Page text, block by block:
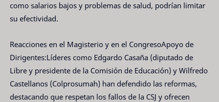
como salarios bajos y problemas de salud, podrían limitar
su efectividad.
Reacciones en el Magisterio y en el CongresoApoyo de
Dirigentes:Líderes como Edgardo Casaña (diputado de
Libre y presidente de la Comisión de Educación) y Wilfredo
Castellanos (Colprosumah) han defendido las reformas,
destacando que respetan los fallos de la CSJ y ofrecen